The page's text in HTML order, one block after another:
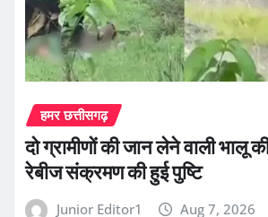
हमर छत्तीसगढ़
दो ग्रामीणों की जान लेने वाली भालू
रेबीज संक्रमण की हुई पुष्टि
Junior Editor1 Aug 7, 2026